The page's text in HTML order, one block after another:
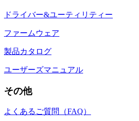
ドライバー&ユーティリティー
ファームウェア
製品カタログ
ユーザーズマニュアル
その他
よくあるご質問（FAQ）